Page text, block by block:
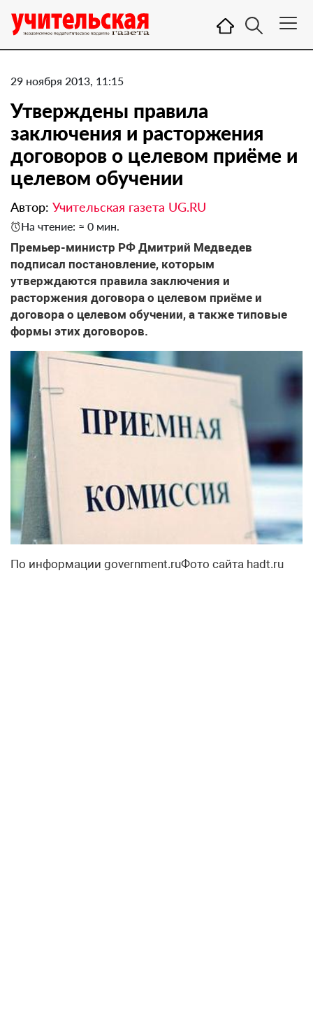
29 ноября 2013, 11:15
Утверждены правила
заключения и расторжения
договоров о целевом приёме и
целевом обучении
Автор: Учительская газета UG.RU
На чтение: ≈ 0 мин.
Премьер-министр РФ Дмитрий Медведев
подписал постановление, которым
утверждаются правила заключения и
расторжения договора о целевом приёме и
договора о целевом обучении, а также типовые
формы этих договоров.
По информации government.ruФото сайта hadt.ru